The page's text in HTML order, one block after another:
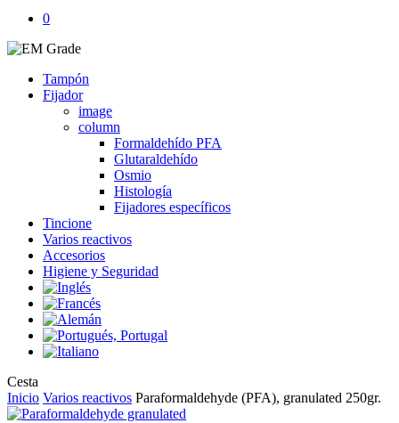
0
Tampón
Fijador
image
column
Formaldehído PFA
Glutaraldehído
Osmio
Histología
Fijadores específicos
Tincione
Varios reactivos
Accesorios
Higiene y Seguridad
Cesta
Cart
Inicio Varios reactivos Paraformaldehyde (PFA), granulated 250gr.